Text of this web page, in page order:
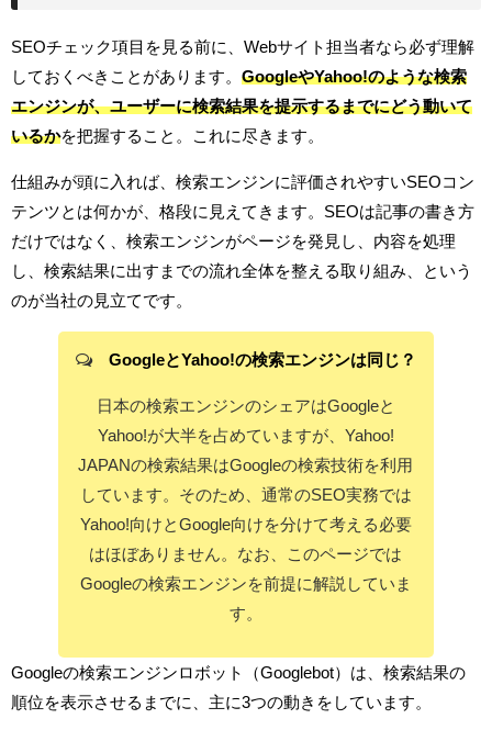
SEOチェック項目を見る前に、Webサイト担当者なら必ず理解
しておくべきことがあります。 GoogleやYahoo!のような検索
エンジンが、ユーザーに検索結果を提示するまでにどう動いて
いるかを把握すること。これに尽きます。
仕組みが頭に入れば、検索エンジンに評価されやすいSEOコン
テンツとは何かが、格段に見えてきます。SEOは記事の書き方
だけではなく、検索エンジンがページを発見し、内容を処理
し、検索結果に出すまでの流れ全体を整える取り組み、という
のが当社の見立てです。
GoogleとYahoo!の検索エンジンは同じ？
日本の検索エンジンのシェアはGoogleと
Yahoo!が大半を占めていますが、Yahoo!
JAPANの検索結果はGoogleの検索技術を利用
しています。そのため、通常のSEO実務では
Yahoo!向けとGoogle向けを分けて考える必要
はほぼありません。なお、このページでは
Googleの検索エンジンを前提に解説していま
す。
Googleの検索エンジンロボット（Googlebot）は、検索結果の
順位を表示させるまでに、主に3つの動きをしています。